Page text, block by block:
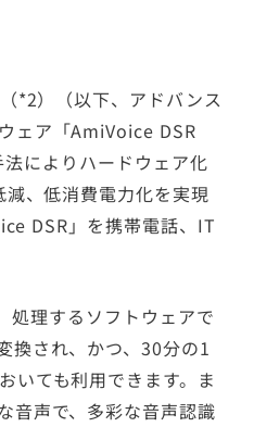
*2）（以下、アドバンス
ェア「AmiVoice DSR
によりハードウェア化
、低消費電力化を実現
DSR」を携帯電話、IT
処理するソフトウェアで
換され、かつ、30分の1
いても利用できます。ま
音声で、多彩な音声認識